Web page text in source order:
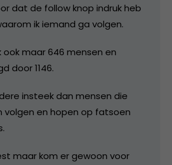
dat de follow knop indruk heb
ik iemand ga volgen.
ook maar 646 mensen en
door 1146.
insteek dan mensen die
volgen en hopen op fatsoen
maar kom er gewoon voor